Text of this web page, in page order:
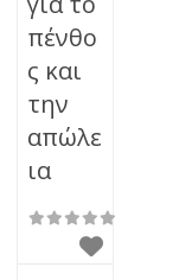
πένθο
ς και
την
απώλε
ια